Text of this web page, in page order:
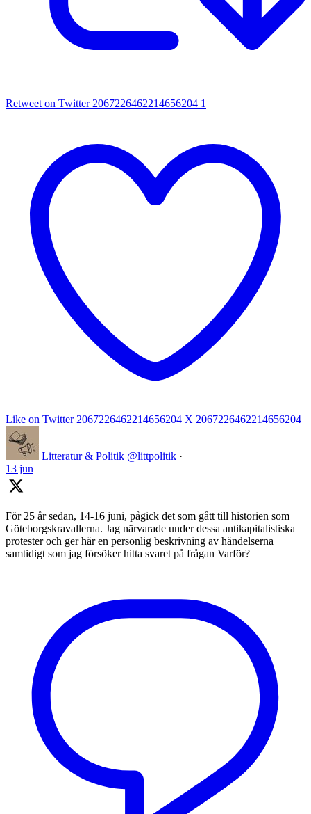
Retweet on Twitter 2067226462214656204 1
Like on Twitter 2067226462214656204 X 2067226462214656204
Litteratur & Politik @littpolitik ·
13 jun
För 25 år sedan, 14-16 juni, pågick det som gått till historien som
Göteborgskravallerna. Jag närvarade under dessa antikapitalistiska
protester och ger här en personlig beskrivning av händelserna
samtidigt som jag försöker hitta svaret på frågan Varför?